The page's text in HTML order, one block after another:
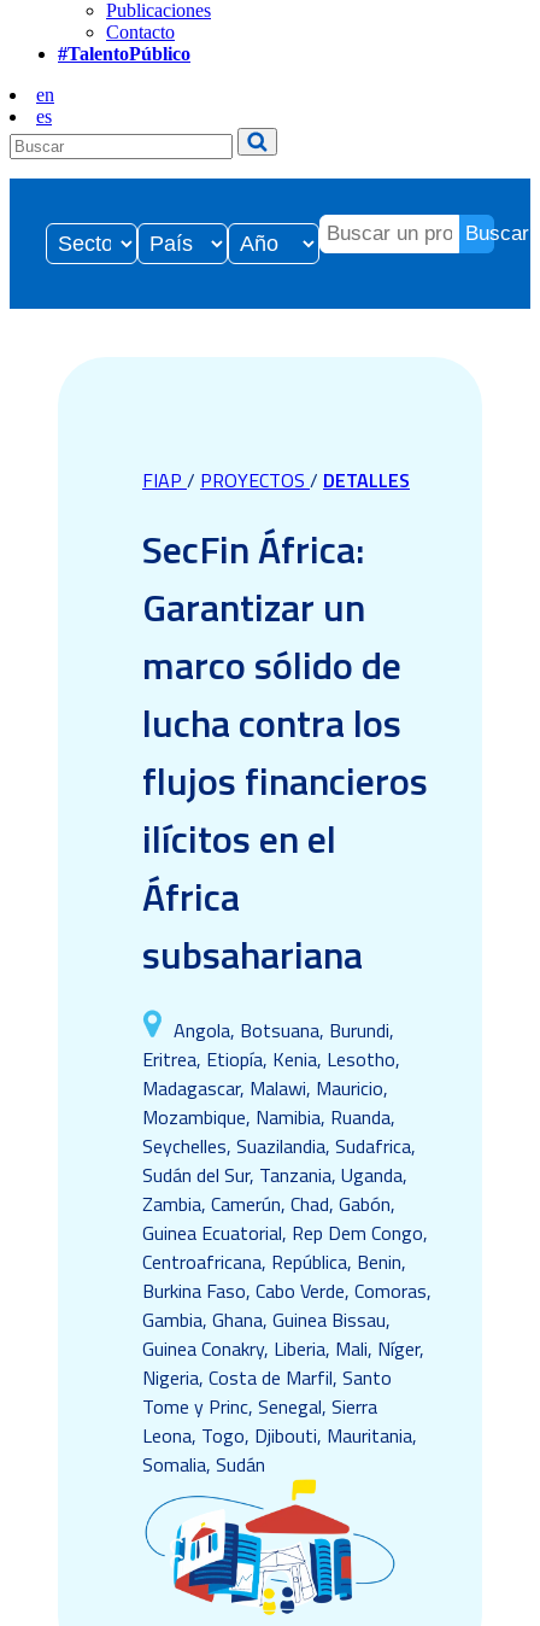
Publicaciones
Contacto
#TalentoPúblico
en
es
Buscar
FIAP / PROYECTOS / DETALLES
SecFin África:
Garantizar un
marco sólido de
lucha contra los
flujos financieros
ilícitos en el
África
subsahariana
Angola, Botsuana, Burundi,
Eritrea, Etiopía, Kenia, Lesotho,
Madagascar, Malawi, Mauricio,
Mozambique, Namibia, Ruanda,
Seychelles, Suazilandia, Sudafrica,
Sudán del Sur, Tanzania, Uganda,
Zambia, Camerún, Chad, Gabón,
Guinea Ecuatorial, Rep Dem Congo,
Centroafricana, República, Benin,
Burkina Faso, Cabo Verde, Comoras,
Gambia, Ghana, Guinea Bissau,
Guinea Conakry, Liberia, Mali, Níger,
Nigeria, Costa de Marfil, Santo
Tome y Princ, Senegal, Sierra
Leona, Togo, Djibouti, Mauritania,
Somalia, Sudán